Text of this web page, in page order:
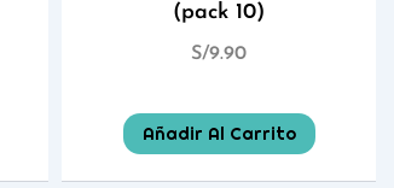
(pack 10)
S/9.90
Añadir Al Carrito